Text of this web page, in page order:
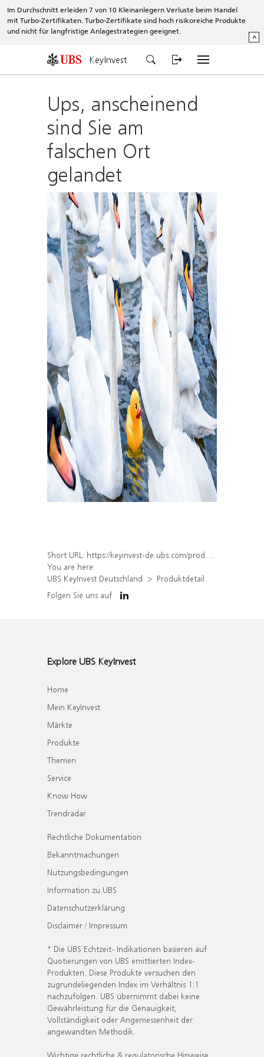
Im Durchschnitt erleiden 7 von 10 Kleinanlegern Verluste beim Handel
mit Turbo-Zertifikaten. Turbo-Zertifikate sind hoch risikoreiche Produkte
und nicht für langfristige Anlagestrategien geeignet.
^
KeyInvest
Ups, anscheinend
sind Sie am
falschen Ort
gelandet
Short URL: https://keyinvest-de.ubs.com/produkt/detail/index/isin/DE000WA43V06
You are here:
UBS KeyInvest Deutschland
Produktdetail
Folgen Sie uns auf
Explore UBS KeyInvest
Home
Mein KeyInvest
Märkte
Produkte
Themen
Service
Know How
Trendradar
Rechtliche Dokumentation
Bekanntmachungen
Nutzungsbedingungen
Information zu UBS
Datenschutzerklärung
Disclaimer / Impressum
* Die UBS Echtzeit- Indikationen basieren auf
Quotierungen von UBS emittierten Index-
Produkten. Diese Produkte versuchen den
zugrundeliegenden Index im Verhältnis 1:1
nachzufolgen. UBS übernimmt dabei keine
Gewährleistung für die Genauigkeit,
Vollständigkeit oder Angemessenheit der
angewandten Methodik.